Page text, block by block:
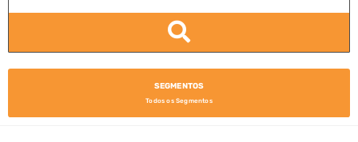
SEGMENTOS
Todos os Segmentos